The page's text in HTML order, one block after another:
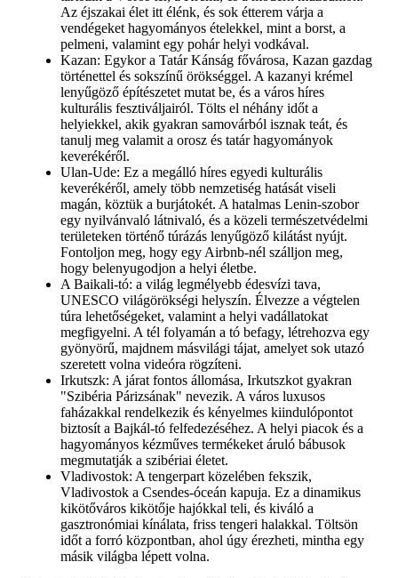
Az éjszakai élet itt élénk, és sok étterem várja a
vendégeket hagyományos ételekkel, mint a borst, a
pelmeni, valamint egy pohár helyi vodkával.
Kazan: Egykor a Tatár Kánság fővárosa, Kazan gazdag
történettel és sokszínű örökséggel. A kazanyi krémel
lenyűgöző építészetet mutat be, és a város híres
kulturális fesztiváljairól. Tölts el néhány időt a
helyiekkel, akik gyakran samovárból isznak teát, és
tanulj meg valamit a orosz és tatár hagyományok
keverékéről.
Ulan-Ude: Ez a megálló híres egyedi kulturális
keverékéről, amely több nemzetiség hatását viseli
magán, köztük a burjátokét. A hatalmas Lenin-szobor
egy nyilvánvaló látnivaló, és a közeli természetvédelmi
területeken történő túrázás lenyűgöző kilátást nyújt.
Fontoljon meg, hogy egy Airbnb-nél szálljon meg,
hogy belenyugodjon a helyi életbe.
A Baikali-tó: a világ legmélyebb édesvízi tava,
UNESCO világörökségi helyszín. Élvezze a végtelen
túra lehetőségeket, valamint a helyi vadállatokat
megfigyelni. A tél folyamán a tó befagy, létrehozva egy
gyönyörű, majdnem másvilági tájat, amelyet sok utazó
szeretett volna videóra rögzíteni.
Irkutszk: A járat fontos állomása, Irkutszkot gyakran
"Szibéria Párizsának" nevezik. A város luxusos
faházakkal rendelkezik és kényelmes kiindulópontot
biztosít a Bajkál-tó felfedezéséhez. A helyi piacok és a
hagyományos kézműves termékeket áruló bábusok
megmutatják a szibériai életet.
Vladivostok: A tengerpart közelében fekszik,
Vladivostok a Csendes-óceán kapuja. Ez a dinamikus
kikötőváros kikötője hajókkal teli, és kiváló a
gasztronómiai kínálata, friss tengeri halakkal. Töltsön
időt a forró központban, ahol úgy érezheti, mintha egy
másik világba lépett volna.